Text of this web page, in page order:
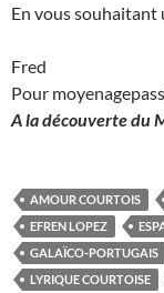
En vous souhaitant
Fred
Pour
A la découverte du
AMOUR COURTOIS
EFREN LOPEZ
GALAÏCO-PORTUGAIS
LYRIQUE COURTOISE